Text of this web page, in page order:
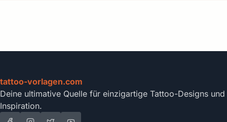
tattoo-vorlagen.com
Deine ultimative Quelle für einzigartige Tattoo-Designs und
Inspiration.